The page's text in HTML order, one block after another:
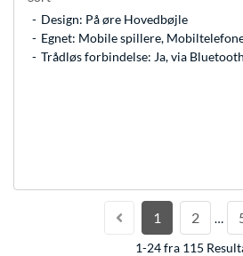
Design: På øre Hovedbøjle
Egnet: Mobile spillere,
Trådløs forbindelse: Ja, via
1 2 …
1-24 fra 115